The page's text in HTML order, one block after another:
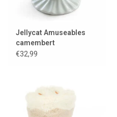
Jellycat Amuseables
camembert
€32,99